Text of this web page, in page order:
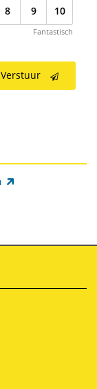
8 9 10
Fantastisch
Verstuur